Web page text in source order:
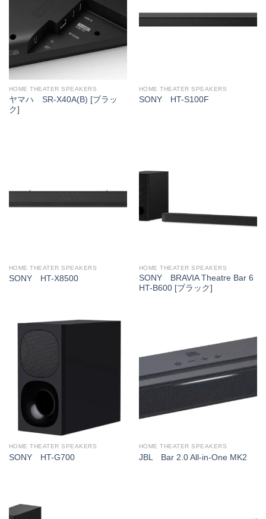
HOME THEATER SPEAKERS
ヤマハ SR-X40A(B) [ブラッ
ク]
HOME THEATER SPEAKERS
SONY HT-S100F
HOME THEATER SPEAKERS
SONY HT-X8500
HOME THEATER SPEAKERS
SONY BRAVIA Theatre Bar 6
HT-B600 [ブラック]
HOME THEATER SPEAKERS
SONY HT-G700
HOME THEATER SPEAKERS
JBL Bar 2.0 All-in-One MK2